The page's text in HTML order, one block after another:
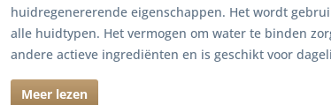
huidregenererende eigenschappen. Het wordt
alle huidtypen. Het vermogen om water te binden
andere actieve ingrediënten en is geschikt voor
Meer lezen